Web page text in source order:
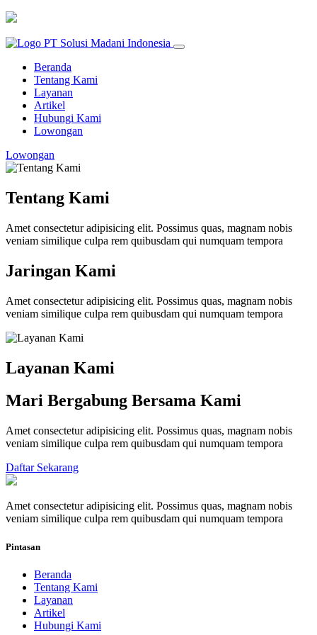
Beranda
Tentang Kami
Layanan
Artikel
Hubungi Kami
Lowongan
Lowongan
Tentang Kami
Amet consectetur adipisicing elit. Possimus quas, magnam nobis
veniam similique culpa rem quibusdam qui numquam tempora
Jaringan Kami
Amet consectetur adipisicing elit. Possimus quas, magnam nobis
veniam similique culpa rem quibusdam qui numquam tempora
Layanan Kami
Mari Bergabung Bersama Kami
Amet consectetur adipisicing elit. Possimus quas, magnam nobis
veniam similique culpa rem quibusdam qui numquam tempora
Daftar Sekarang
Amet consectetur adipisicing elit. Possimus quas, magnam nobis
veniam similique culpa rem quibusdam qui numquam tempora
Pintasan
Beranda
Tentang Kami
Layanan
Artikel
Hubungi Kami